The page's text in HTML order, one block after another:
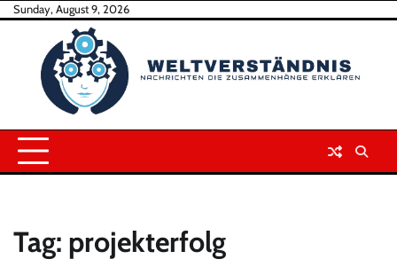
SkipSunday, August 9, 2026
Tag: projekterfolg